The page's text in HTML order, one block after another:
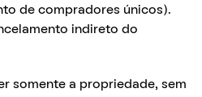
de compradores únicos).
indireto do
somente a propriedade, sem